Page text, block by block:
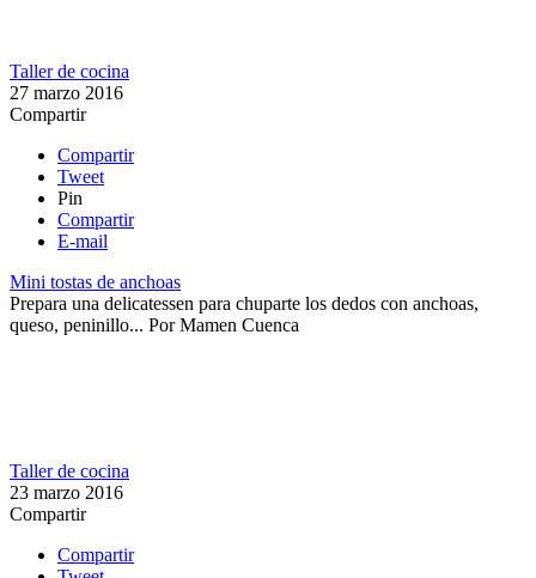
Taller de cocina
27 marzo 2016
Compartir
Compartir
Tweet
Pin
Compartir
E-mail
Mini tostas de anchoas
Prepara una delicatessen para chuparte los dedos con anchoas,
queso, peninillo... PorMamen Cuenca
Taller de cocina
23 marzo 2016
Compartir
Compartir